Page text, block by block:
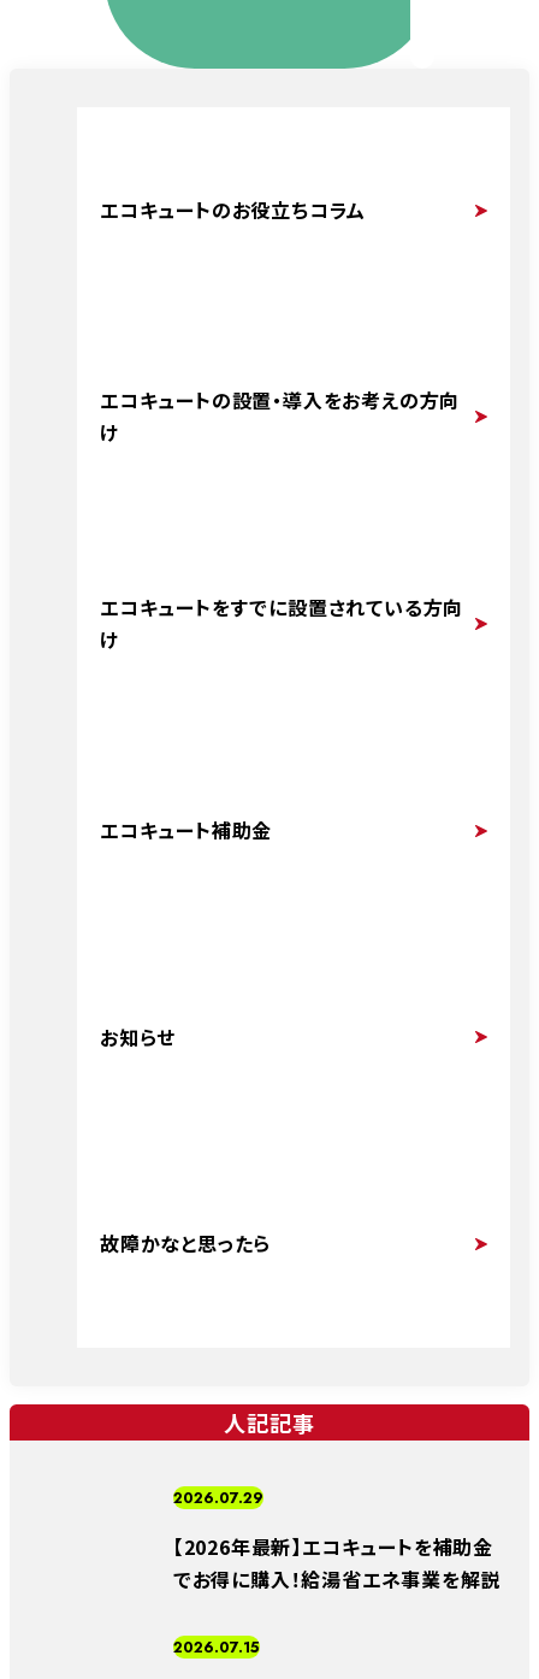
エコキュートのお役立ちコラム
エコキュートの設置・導入をお考えの方向
け
エコキュートをすでに設置されている方向
け
エコキュート補助金
お知らせ
故障かなと思ったら
人記記事
2026.07.29
【2026年最新】エコキュートを補助金
でお得に購入！給湯省エネ事業を解説
2026.07.15